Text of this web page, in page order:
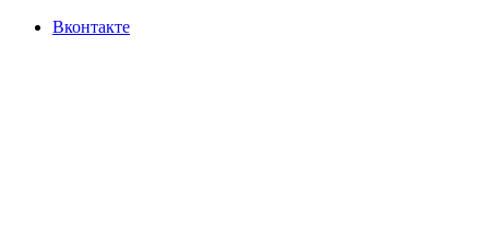
Вконтакте